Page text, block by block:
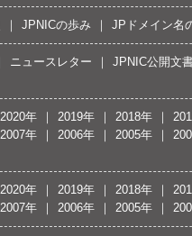
JPNICの歩み JPドメイン名
ニュースレター JPNIC公開文
2020年 2019年 2018年
2007年 2006年 2005年
2020年 2019年 2018年
2007年 2006年 2005年